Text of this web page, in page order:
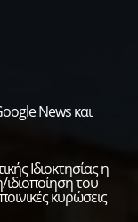
News και
Ιδιοκτησίας η
του
κυρώσεις